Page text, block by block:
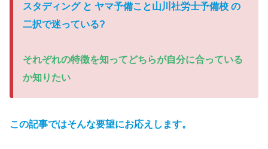
スタディング と ヤマ予備こと山川社労士予備校 の
二択で迷っている?
それぞれの特徴を知ってどちらが自分に合っている
か知りたい
この記事ではそんな要望にお応えします。